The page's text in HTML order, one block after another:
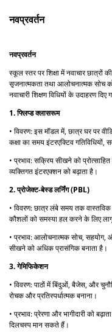
नवप्रवर्तन
नवप्रवर्तन
स्कूल स्तर पर शिक्षा में नवाचार छात्रों
सृजनात्मकता तथा आलोचनात्मक सोच
नवाचारी शिक्षण विधियों के उदाहरण दिए
1. फ्लिप्ड क्लासरूम
• विवरण: इस मॉडल में, छात्र घर पर
कक्षा का समय इंटरएक्टिव गतिविधियों,
• प्रभाव: सक्रिय सीखने को
व्यक्तिगत इंटरएक्शन को बढ़ाता है।
2. प्रोजेक्ट-बेस्ड लर्निंग (PBL)
• विवरण: छात्र लंबे समय तक वास्तविक
कौशलों को समस्या हल करने के लिए
• प्रभाव: आलोचनात्मक सोच,
सीखने को अधिक प्रासंगिक बनाता है।
3. गेमिफिकेशन
• विवरण: पाठों में बिंदुओं, बैजेस, और
रोचक और प्रतिस्पर्धात्मक बनाना।
• प्रभाव: प्रेरणा और भागीदारी को
दिलचस्प मान सकते हैं।